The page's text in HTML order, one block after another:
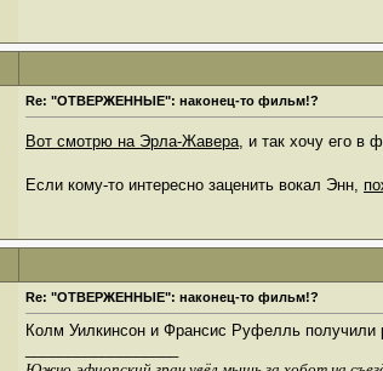
Re: "ОТВЕРЖЕННЫЕ": наконец-то фильм!?
Вот смотрю на Эрла-Жавера, и так хочу его в
Если кому-то интересно заценить вокал Энн,
Re: "ОТВЕРЖЕННЫЕ": наконец-то фильм!?
Колм Уилкинсон и Франсис Руфелль получили